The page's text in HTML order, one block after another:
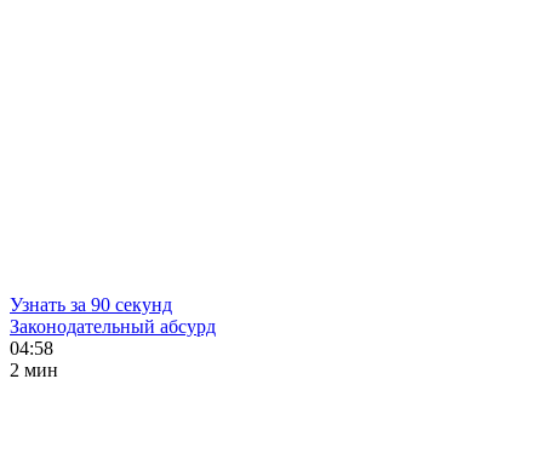
Узнать за 90 секунд
Законодательный абсурд
04:58
2 мин